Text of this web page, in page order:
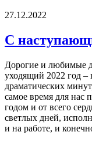
27.12.2022
С
Дорогие и любимые
уходящий 2022 год
драматических
самое время для нас
годом и от всего
светлых дней,
и на работе, и